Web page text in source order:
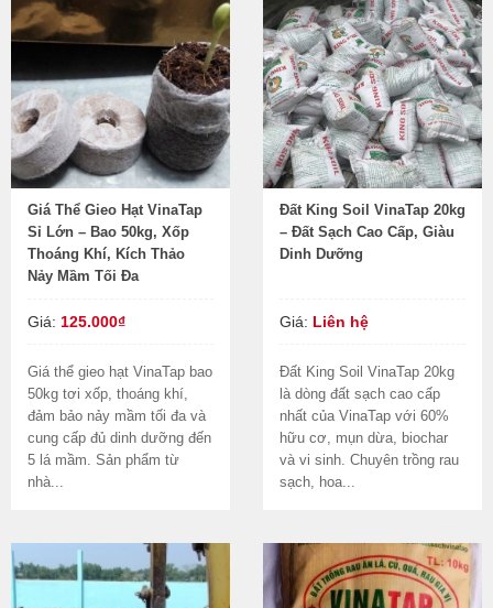
Giá Thể Gieo Hạt VinaTap
Sỉ Lớn – Bao 50kg, Xốp
Thoáng Khí, Kích Thảo
Nảy Mầm Tối Đa
Giá: 125.000₫
Giá thể gieo hạt VinaTap bao
50kg tơi xốp, thoáng khí,
đảm bảo nảy mầm tối đa và
cung cấp đủ dinh dưỡng đến
5 lá mầm. Sản phẩm từ
nhà...
Đất King Soil VinaTap 20kg
– Đất Sạch Cao Cấp, Giàu
Dinh Dưỡng
Giá: Liên hệ
Đất King Soil VinaTap 20kg
là dòng đất sạch cao cấp
nhất của VinaTap với 60%
hữu cơ, mụn dừa, biochar
và vi sinh. Chuyên trồng rau
sạch, hoa...